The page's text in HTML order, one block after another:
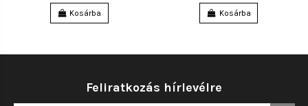
Kosárba Kosárba
Feliratkozás hírlevélre